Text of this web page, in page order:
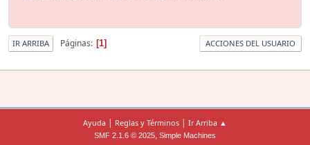
IR ARRIBA Páginas 1 ACCIONES DEL USUARIO
Ayuda | Reglas y Términos | Ir Arriba ▲
SMF 2.1.6 © 2025, Simple Machines